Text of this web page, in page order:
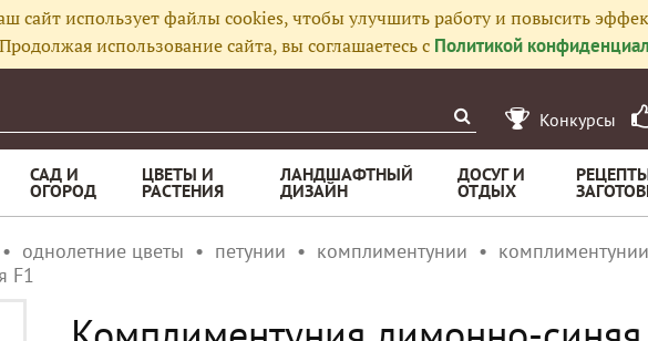
сайт использует файлы cookies, чтобы улучшить работу и повысить
Продолжая использование сайта, вы соглашаетесь с Политикой
Конкурсы
САД И
ОГОРОД
ЦВЕТЫ И
РАСТЕНИЯ
ЛАНДШАФТНЫЙ
ДИЗАЙН
ДОСУГ И
ОТДЫХ
однолетние цветы петунии комплиментунии
F1